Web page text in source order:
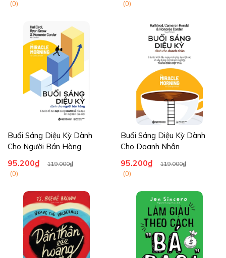
(0) (0)
Buổi Sáng Diệu Kỳ Dành
Cho Người Bán Hàng
95.200₫ 119.000₫
(0)
Buổi Sáng Diệu Kỳ Dành
Cho Doanh Nhân
95.200₫ 119.000₫
(0)